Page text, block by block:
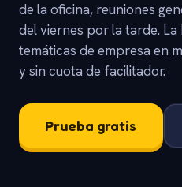
de la oficina, reuniones
del viernes por la tarde.
temáticas de empresa en
y sin cuota de facilitador.
Prueba gratis